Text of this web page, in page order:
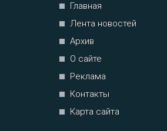
Главная
Лента новостей
Архив
О сайте
Реклама
Контакты
Карта сайта